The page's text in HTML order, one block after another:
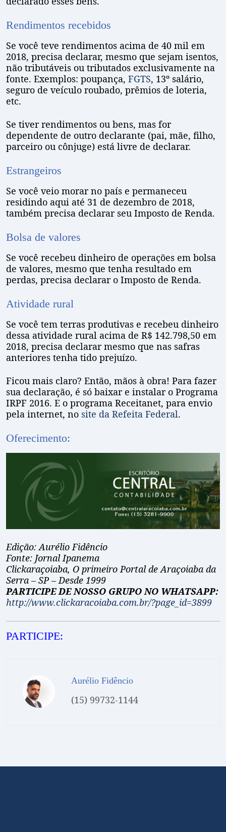
Rendimentos recebidos
Se você teve rendimentos acima de 40 mil em
2018, precisa declarar, mesmo que sejam isentos,
não tributáveis ou tributados exclusivamente na
fonte. Exemplos: poupança, FGTS, 13º salário,
seguro de veículo roubado, prêmios de loteria,
etc.
Se tiver rendimentos ou bens, mas for
dependente de outro declarante (pai, mãe, filho,
parceiro ou cônjuge) está livre de declarar.
Estrangeiros
Se você veio morar no país e permaneceu
residindo aqui até 31 de dezembro de 2018,
também precisa declarar seu Imposto de Renda.
Bolsa de valores
Se você recebeu dinheiro de operações em bolsa
de valores, mesmo que tenha resultado em
perdas, precisa declarar o Imposto de Renda.
Atividade rural
Se você tem terras produtivas e recebeu dinheiro
dessa atividade rural acima de R$ 142.798,50 em
2018, precisa declarar mesmo que nas safras
anteriores tenha tido prejuízo.
Ficou mais claro? Então, mãos à obra! Para fazer
sua declaração, é só baixar e instalar o Programa
IRPF 2016. E o programa Receitanet, para envio
pela internet, no site da Refeita Federal.
Oferecimento:
Edição: Aurélio Fidêncio
Fonte: Jornal Ipanema
Clickaraçoiaba, O primeiro Portal de Araçoiaba da
Serra – SP – Desde 1999
PARTICIPE DE NOSSO GRUPO NO WHATSAPP:
http://www.clickaracoiaba.com.br/?page_id=3899
PARTICIPE:
Aurélio Fidêncio
(15) 99732-1144